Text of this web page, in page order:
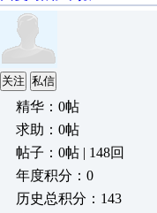
关注 私信
精华：0帖
求助：0帖
帖子：0帖 | 148回
年度积分：0
历史总积分：143